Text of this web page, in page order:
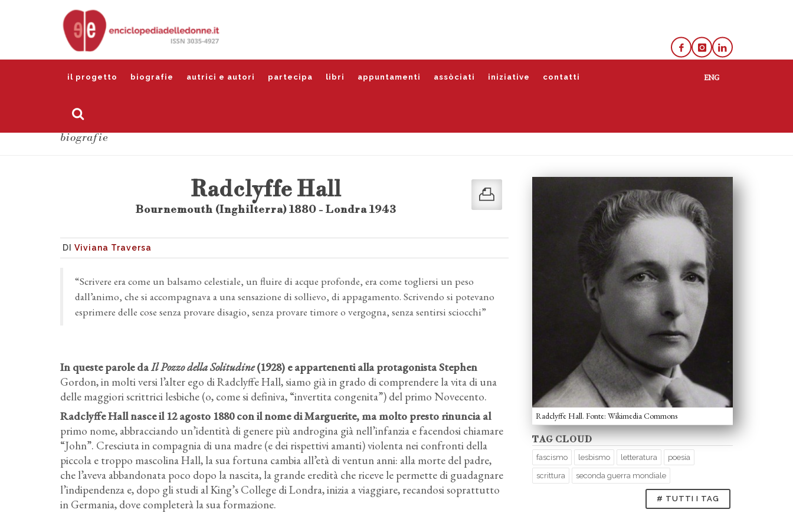
il progetto biografie autrici e autori partecipa libri appuntamenti assòciati iniziative contatti
biografie
Radclyffe Hall. Fonte: Wikimedia Commons
TAG CLOUD
fascismo lesbismo letteratura poesia
scrittura seconda guerra mondiale
# TUTTI I TAG
Radclyffe Hall
Bournemouth (Inghilterra) 1880 - Londra 1943
DI Viviana Traversa
“Scrivere era come un balsamo celestiale, un fluire di acque profonde, era come togliersi un peso
dall’animo, che si accompagnava a una sensazione di sollievo, di appagamento. Scrivendo si potevano
esprimere delle cose senza provare disagio, senza provare timore o vergogna, senza sentirsi sciocchi”
In queste parole daIl Pozzo della Solitudine(1928) e appartenenti alla protagonista Stephen
Gordon, in molti versi l’alter ego di Radclyffe Hall, siamo già in grado di comprendere la vita di una
delle maggiori scrittrici lesbiche (o, come si definiva, “invertita congenita”) del primo Novecento.
Radclyffe Hall nasce il 12 agosto 1880 con il nome di Marguerite, ma molto presto rinuncia al
primo nome, abbracciando un’identità di genere più androgina già nell’infanzia e facendosi chiamare
“John”. Cresciuta in compagnia di una madre (e dei rispettivi amanti) violenta nei confronti della
piccola e troppo mascolina Hall, la sua fortuna cambia all’età di ventun anni: alla morte del padre,
che l’aveva abbandonata poco dopo la nascita, la grande eredità che riceve le permette di guadagnare
l’indipendenza e, dopo gli studi al King’s College di Londra, inizia a viaggiare, recandosi soprattutto
in Germania, dove completerà la sua formazione.